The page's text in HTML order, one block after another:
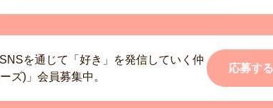
を通じて「好き」を発信していく仲
ズ)」会員募集中。
応募する